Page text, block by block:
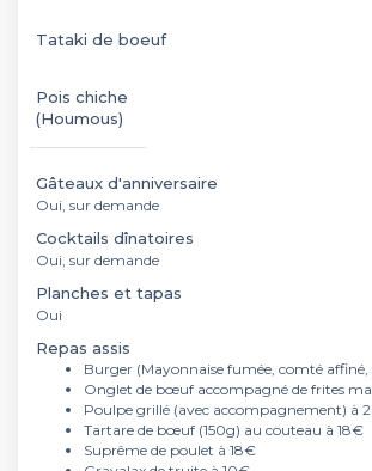
Tataki de boeuf
Pois chiche
(Houmous)
Gâteaux d'anniversaire
Oui, sur demande
Cocktails dînatoires
Oui, sur demande
Planches et tapas
Oui
Repas assis
Burger (Mayonnaise fumée, comté affiné,
Onglet de bœuf accompagné de frites
Poulpe grillé (avec accompagnement) à
Tartare de bœuf (150g) au couteau à 18€
Suprême de poulet à 18€